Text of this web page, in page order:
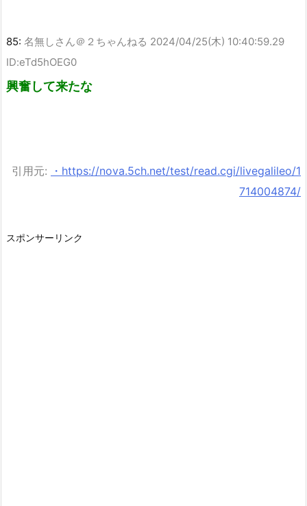
85: 名無しさん＠２ちゃんねる 2024/04/25(木) 10:40:59.29
ID:eTd5hOEG0
興奮して来たな
引用元:
・https://nova.5ch.net/test/read.cgi/livegalileo/1
714004874/
スポンサーリンク